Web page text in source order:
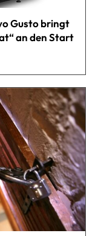
Gusto bringt
an den Start